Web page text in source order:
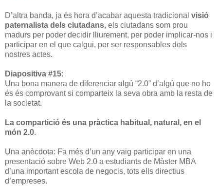
D’altra banda, ja és hora d’acabar aquesta tradicional visió
paternalista dels ciutadans, els ciutadans som prou
madurs per poder decidir lliurement, per poder implicar-nos i
participar en el que calgui, per ser responsables dels
nostres actes.
Diapositiva #15:
Una bona manera de diferenciar algú “2.0” d’algú que no ho
és és comprovant si comparteix la seva obra amb la resta de
la societat.
La compartició és una pràctica habitual, natural, en el
món 2.0.
Una anècdota: Fa més d’un any vaig participar en una
presentació sobre Web 2.0 a estudiants de Màster MBA
d’una important escola de negocis, tots ells directius
d’empreses.